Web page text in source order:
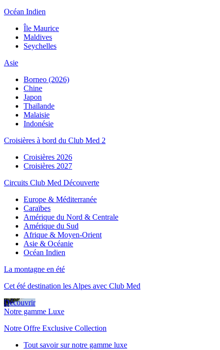
Océan Indien
Île Maurice
Maldives
Seychelles
Asie
Borneo (2026)
Chine
Japon
Thaïlande
Malaisie
Indonésie
Croisières à bord du Club Med 2
Croisières 2026
Croisières 2027
Circuits Club Med Découverte
Europe & Méditerranée
Caraïbes
Amérique du Nord & Centrale
Amérique du Sud
Afrique & Moyen-Orient
Asie & Océanie
Océan Indien
La montagne en été
Cet été destination les Alpes avec Club Med
Découvrir
Notre gamme Luxe
Notre Offre Exclusive Collection
Tout savoir sur notre gamme luxe